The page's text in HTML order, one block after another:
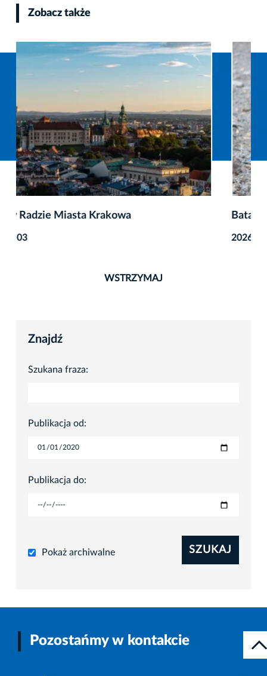
Zobacz także
Batalia o miasto bez dzików trwa
2026-07-29
WSTRZYMAJ
Znajdź
Szukana fraza:
Publikacja od:
Publikacja do:
Pokaż archiwalne SZUKAJ
Pozostańmy w kontakcie